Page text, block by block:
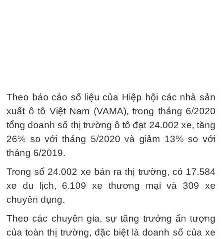
Theo báo cáo số liệu của Hiệp hội các nhà sản
xuất ô tô Việt Nam (VAMA), trong tháng 6/2020
tổng doanh số thị trường ô tô đạt 24.002 xe, tăng
26% so với tháng 5/2020 và giảm 13% so với
tháng 6/2019.
Trong số 24.002 xe bán ra thị trường, có 17.584
xe du lịch, 6.109 xe thương mại và 309 xe
chuyên dụng.
Theo các chuyên gia, sự tăng trưởng ấn tượng
của toàn thị trường, đặc biệt là doanh số của xe